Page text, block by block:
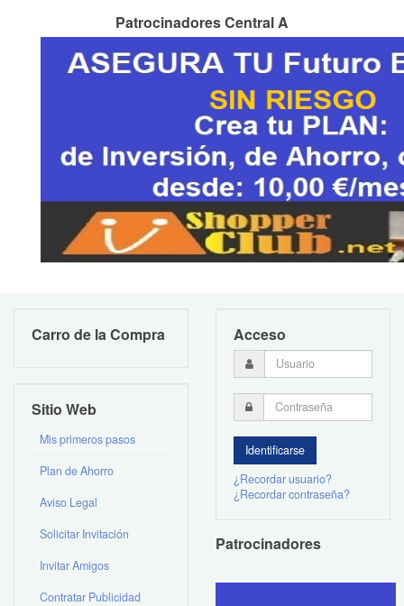
Patrocinadores Central A
Carro de la Compra
Sitio Web
Mis primeros pasos
Plan de Ahorro
Aviso Legal
Solicitar Invitación
Invitar Amigos
Contratar Publicidad
Acceso
¿Recordar usuario?
¿Recordar contraseña?
Patrocinadores